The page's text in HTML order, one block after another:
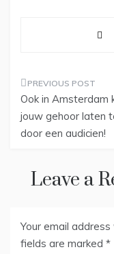
Post
navigation
Ook in Amsterdam
jouw gehoor laten
door een audicien!
Leave a
Your email
fields are marked *